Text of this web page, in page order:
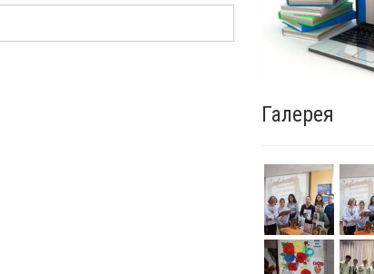
Галерея